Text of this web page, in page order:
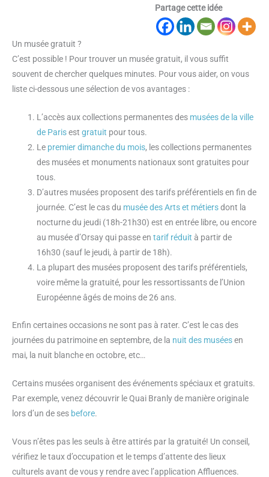
Partage cette idée
Un musée gratuit ?
C’est possible ! Pour trouver un musée gratuit, il vous suffit
souvent de chercher quelques minutes. Pour vous aider, on vous
liste ci-dessous une sélection de vos avantages :
L’accès aux collections permanentes des musées de la ville
de Parisestgratuit pour tous.
Le premier dimanche du mois, les collections permanentes
des musées et monuments nationaux sont gratuites pour
tous.
D’autres musées proposent des tarifs préférentiels en fin de
journée. C’est le cas du musée des Arts et métiersdont la
nocturne du jeudi (18h-21h30) est en entrée libre, ou encore
au musée d’Orsay qui passe entarif réduit à partir de
16h30 (sauf le jeudi, à partir de 18h).
La plupart des musées proposent des tarifs préférentiels,
voire même la gratuité, pour les ressortissants de l’Union
Européenne âgés de moins de 26 ans.
Enfin certaines occasions ne sont pas à rater. C’est le cas des
journées du patrimoine en septembre, de la nuit des muséesen
mai, la nuit blanche en octobre, etc…
Certains musées organisent des événements spéciaux et gratuits.
Par exemple, venez découvrir le Quai Branly de manière originale
lors d’un de ses before.
Vous n’êtes pas les seuls à être attirés par la gratuité! Un conseil,
vérifiez le taux d’occupation et le temps d’attente des lieux
culturels avant de vous y rendre avec l’application Affluences.